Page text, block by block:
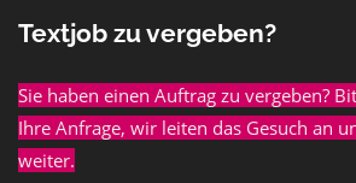
Textjob zu vergeben?
Sie haben einen Auftrag zu vergeben?
Ihre Anfrage, wir leiten das Gesuch an
weiter.